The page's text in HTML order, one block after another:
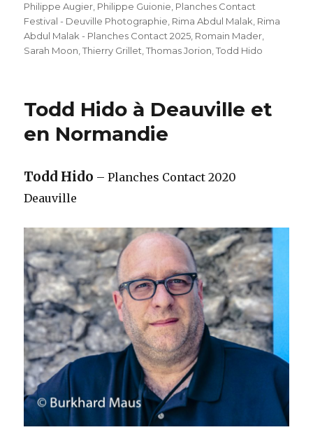
Philippe Augier Philippe Guionie Planches Contact
Festival - Deuville Photographie Rima Abdul Malak Rima
Abdul Malak - Planches Contact 2025 Romain Mader
Sarah Moon ,Thierry Grillet ,Thomas Jorion ,Todd Hido
Todd Hido à Deauville et
en Normandie
Todd Hido – Planches Contact 2020
Deauville